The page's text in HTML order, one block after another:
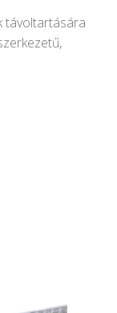
távoltartására